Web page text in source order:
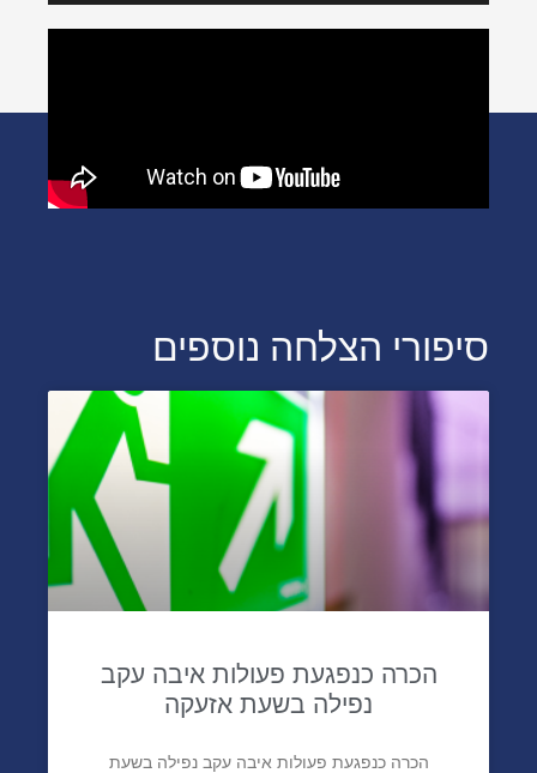
סיפורי הצלחה נוספים
הכרה כנפגעת פעולות איבה עקב
נפילה בשעת אזעקה
הכרה כנפגעת פעולות איבה עקב נפילה בשעת